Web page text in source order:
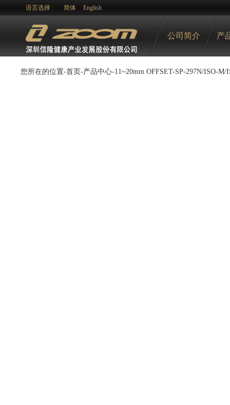
语言选择 : 简体 English
公司简介 产
您所在的位置-首页-产品中心-11~20mm OFFSET-SP-297N/ISO-M/